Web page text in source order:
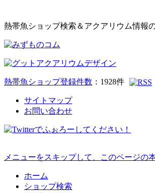
熱帯魚ショップ検索＆アクアリウム情報
熱帯魚ショップ登録件数 ： 1928件
サイトマップ
お問い合わせ
メニューをスキップして、このページの
ホーム
ショップ検索